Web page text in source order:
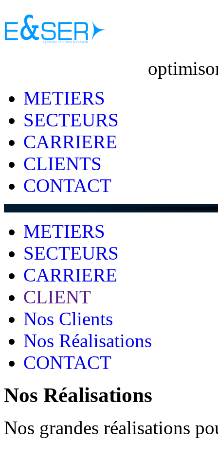
METIERS
SECTEURS
CARRIERE
CLIENTS
CONTACT
METIERS
SECTEURS
CARRIERE
CLIENT
Nos Clients
Nos Réalisations
CONTACT
Nos Réalisations
Nos grandes réalisations